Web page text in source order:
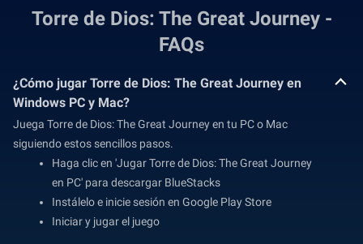
Torre de Dios: The Great Journey -
FAQs
¿Cómo jugar Torre de Dios: The Great Journey en
Windows PC y Mac?
Juega Torre de Dios: The Great Journey en tu PC o Mac
siguiendo estos sencillos pasos.
Haga clic en 'Jugar Torre de Dios: The Great Journey
en PC' para descargar BlueStacks
Instálelo e inicie sesión en Google Play Store
Iniciar y jugar el juego